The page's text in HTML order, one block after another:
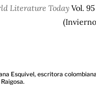
Literature Today Vol.
Esquivel, escritora